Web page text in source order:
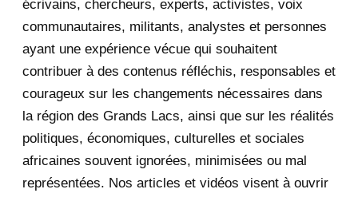
RDC: Mourir sans discours de
DRC: Die Without Hate Speech
Le « discours de haine » en RDC :
une accusation i...
"Hate Speech" in the DRC: A
Symptom of Aggression,...
écrivains, chercheurs, experts, activistes, voix
communautaires, militants, analystes et personnes
ayant une expérience vécue qui souhaitent
contribuer à des contenus réfléchis, responsables et
courageux sur les changements nécessaires dans
la région des Grands Lacs, ainsi que sur les réalités
politiques, économiques, culturelles et sociales
africaines souvent ignorées, minimisées ou mal
représentées. Nos articles et vidéos visent à ouvrir